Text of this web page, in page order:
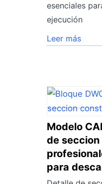
esenciales
ejecución
Leer más
Modelo
de
para